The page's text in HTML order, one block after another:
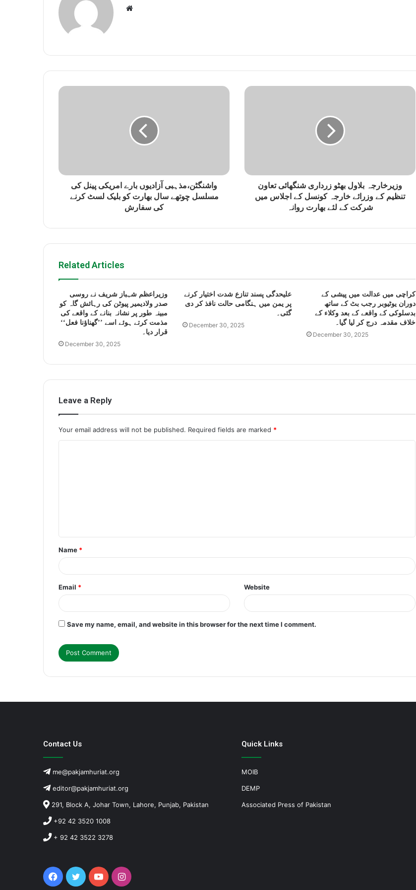
i
واشنگٹن،مذہبی آزادیوں بارے امریکی پینل کی
مسلسل چوتھے سال بھارت کو بلیک لسٹ کرنے
کی سفارش
وزیرخارجہ بلاول بھٹو زرداری شنگھائی تعاون
تنظیم کے وزرائے خارجہ کونسل کے اجلاس میں
شرکت کے لئے بھارت روانہ
Related Articles
وزیراعظم شہباز شریف نے روسی
صدر ولادیمیر پیوٹن کی رہائش گاہ کو
مبینہ طور پر نشانہ بنانے کے واقعے کی
مذمت کرتے ہوئے اسے ’’گھناؤنا فعل‘‘
قرار دیا۔
December 30, 2025
علیحدگی پسند تنازع شدت اختیار کرنے
پر یمن میں ہنگامی حالت نافذ کر دی
گئی۔
December 30, 2025
کراچی میں عدالت میں پیشی کے
دوران یوٹیوبر رجب بٹ کے ساتھ
بدسلوکی کے واقعے کے بعد وکلاء کے
خلاف مقدمہ درج کر لیا گیا۔
December 30, 2025
Leave a Reply
Your email address will not be published. Required fields are marked *
t
*
Name *
Email * Website
Save my name, email, and website in this browser for the next time I comment.
Contact Us
me@pakjamhuriat.org
editor@pakjamhuriat.org
291, Block A, Johar Town, Lahore, Punjab, Pakistan
+92 42 3520 1008
+ 92 42 3522 3278
Facebook
TwitterYouTubeInstagram
Quick Links
MOIB
DEMP
Associated Press of Pakistan